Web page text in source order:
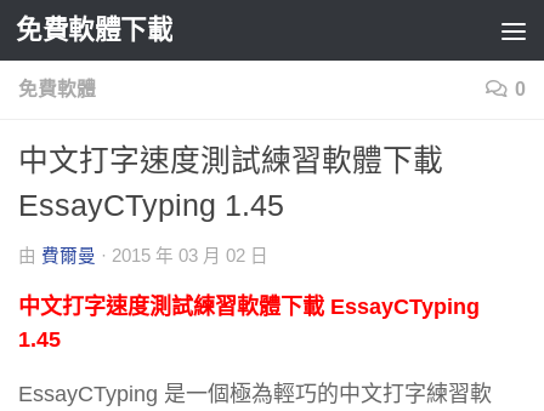
Skip to content
免費軟體下載
免費軟體 0
中文打字速度測試練習軟體下載
EssayCTyping 1.45
由 費爾曼 · 2015 年 03 月 02 日
中文打字速度測試練習軟體下載 EssayCTyping
1.45
EssayCTyping 是一個極為輕巧的中文打字練習軟